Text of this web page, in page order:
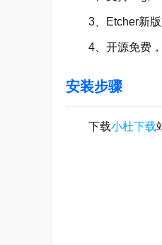
3、Etcher新版
4、开源免费，
安装步骤
下载小杜下载